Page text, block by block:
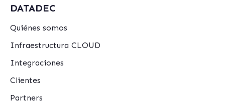
DATADEC
Quiénes somos
Infraestructura CLOUD
Integraciones
Clientes
Partners